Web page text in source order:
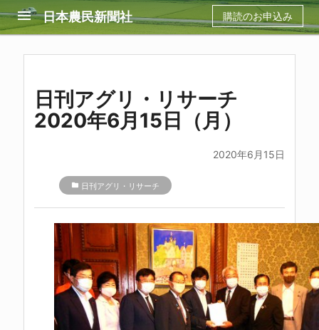
menu 日本農民新聞社 購読のお申込み
日刊アグリ・リサーチ
2020年6月15日（月）
2020年6月15日
folder 日刊アグリ・リサーチ